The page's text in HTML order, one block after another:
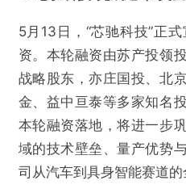
5月13日，“芯驰科技”正
资。本轮融资由苏产投领
战略股东，亦庄国投、北
金、益中亘泰等多家知名
本轮融资落地，将进一步
域的技术壁垒、量产优势
司从汽车到具身智能赛道的